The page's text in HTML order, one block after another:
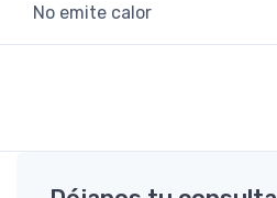
No emite calor